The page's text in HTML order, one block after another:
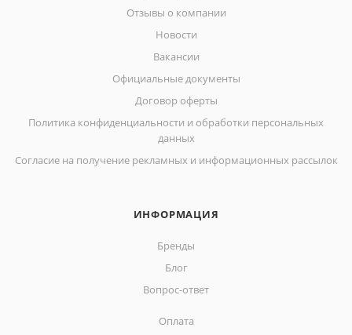
Отзывы о компании
Новости
Вакансии
Официальные документы
Договор оферты
Политика конфиденциальности и обработки персональных
данных
Согласие на получение рекламных и информационных рассылок
ИНФОРМАЦИЯ
Бренды
Блог
Вопрос-ответ
Оплата